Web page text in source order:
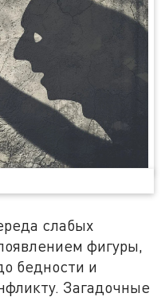
слабых
фигуры,
бедности и
Загадочные